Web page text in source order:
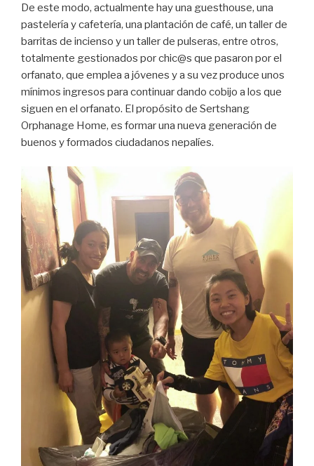
De este modo, actualmente hay una guesthouse, una
pastelería y cafetería, una plantación de café, un taller de
barritas de incienso y un taller de pulseras, entre otros,
totalmente gestionados por chic@s que pasaron por el
orfanato, que emplea a jóvenes y a su vez produce unos
mínimos ingresos para continuar dando cobijo a los que
siguen en el orfanato. El propósito de Sertshang
Orphanage Home, es formar una nueva generación de
buenos y formados ciudadanos nepalíes.